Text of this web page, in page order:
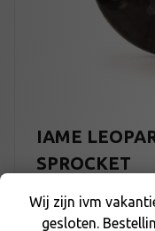
IAME
SPROCKET
€16,50
Wij zijn ivm
gesloten.